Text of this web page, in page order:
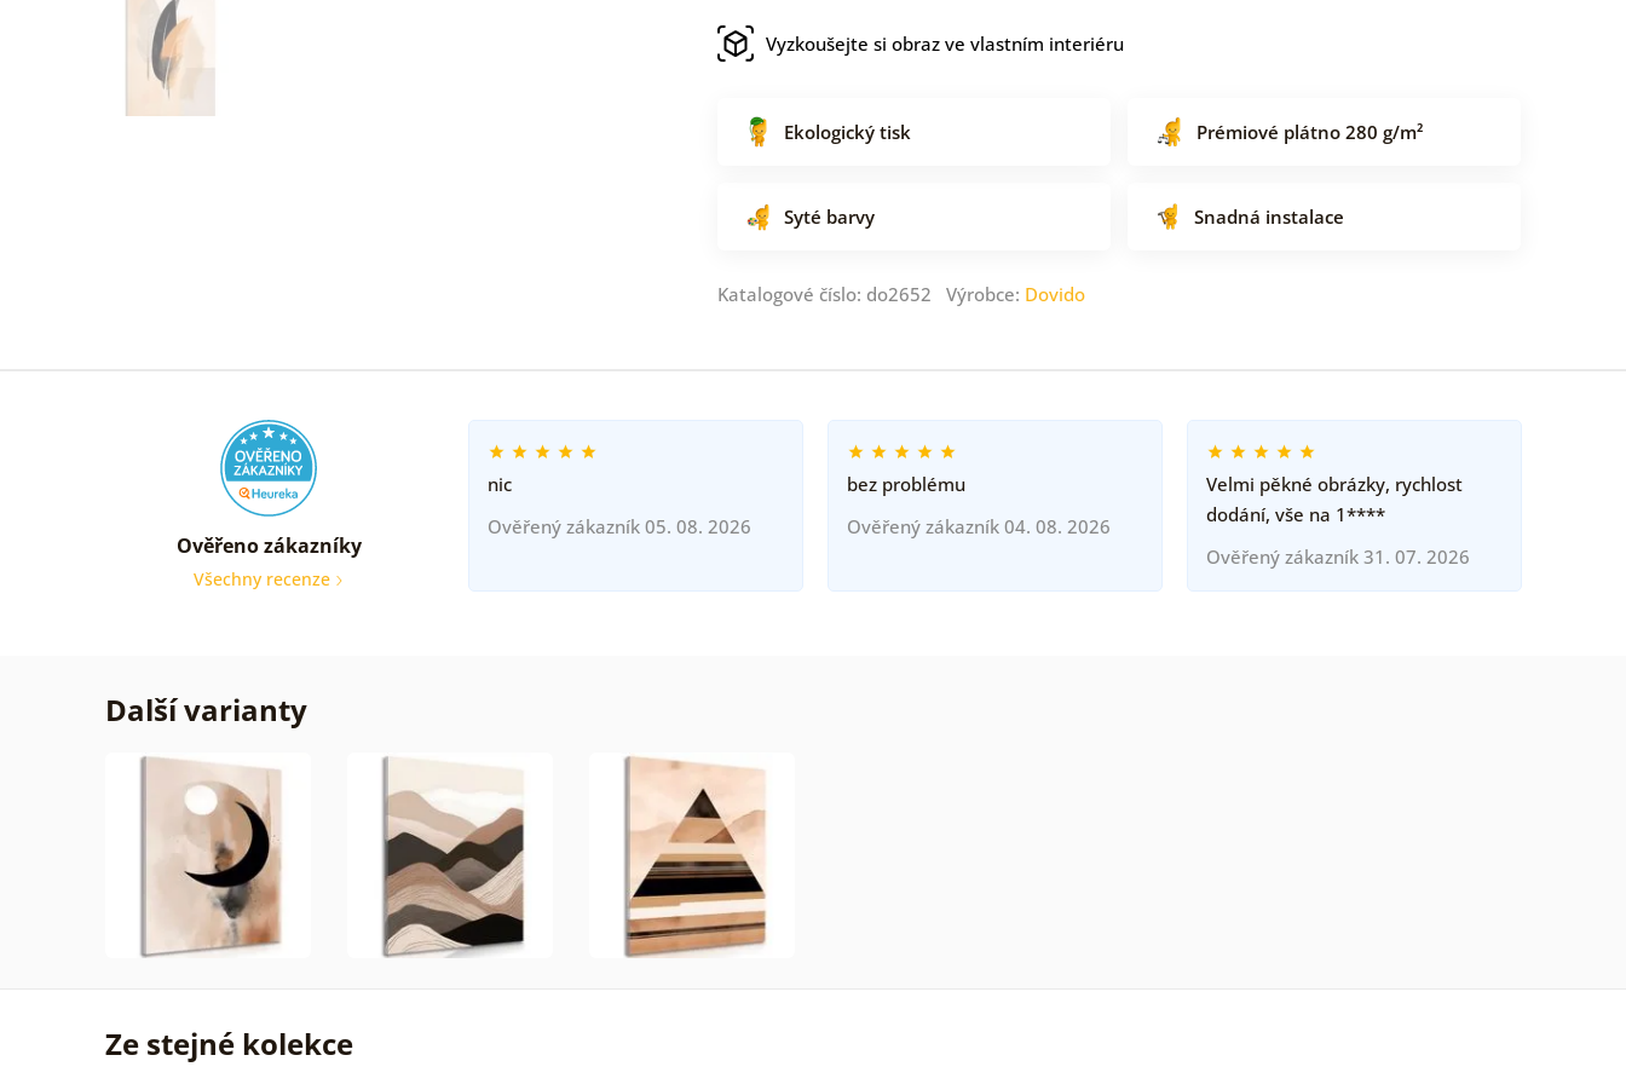
Vyzkoušejte si obraz ve vlastním interiéru
Ekologický tisk Prémiové plátno 280 g/m²
Syté barvy Snadná instalace
Katalogové číslo: do2652 Výrobce: Dovido
Ověřeno zákazníky
Všechny recenze
nic
Ověřený zákazník 05. 08. 2026
bez problému
Ověřený zákazník 04. 08. 2026
Velmi pěkné obrázky, rychlost
dodání, vše na 1****
Ověřený zákazník 31. 07. 2026
Další varianty
Ze stejné kolekce